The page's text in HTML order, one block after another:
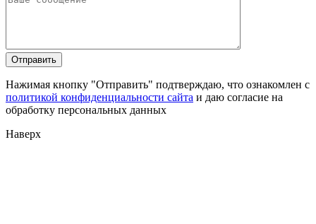
Нажимая кнопку "Отправить" подтверждаю, что ознакомлен с
политикой конфиденциальности сайта и даю согласие на
обработку персональных данных
Наверх